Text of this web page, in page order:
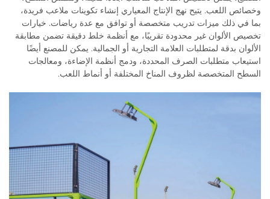
وخصائص اللعب. يتيح نهج الإنتاج المعياري إنشاء تكوينات ملاعب فريدة،
بما في ذلك ميزات تدريب متخصصة أو توافق مع عدة رياضات. خيارات
تخصيص الألوان غير محدودة تقريبًا، مع أنظمة خلط دقيقة تضمن مطابقة
الألوان بدقة لمتطلبات العلامة التجارية أو الجمالية. يمكن للمصنع أيضًا
استيعاب متطلبات الصرف المحددة، ودمج أنظمة الإضاءة، ومعالجات
السطح المتخصصة لظروف المناخ المختلفة أو أنماط اللعب.